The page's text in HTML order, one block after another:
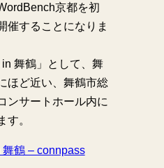
京都を初
催することになりま
in 舞鶴」として、舞
ほど近い、舞鶴市総
ンサートホール内に
す。
鶴 – connpass